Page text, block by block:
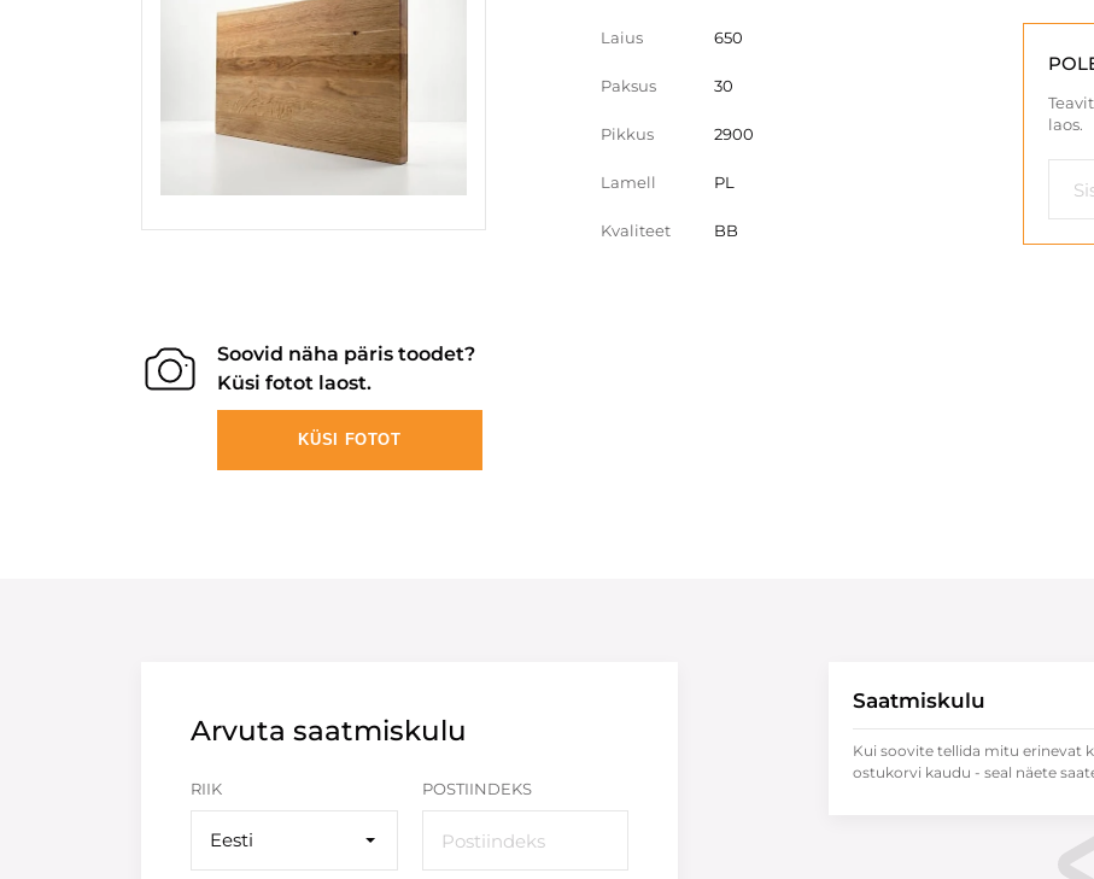
Laius 650
Paksus 30
Pikkus 2900
Lamell PL
Kvaliteet BB
laos.
Soovid näha päris toodet?
Küsi fotot laost.
KÜSI FOTOT
Arvuta saatmiskulu
RIIK
Eesti
POSTIINDEKS
Saatmiskulu
Kui soovite tellida mitu erinevat
ostukorvi kaudu - seal näete